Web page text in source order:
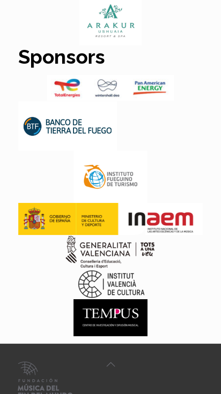
Sponsors